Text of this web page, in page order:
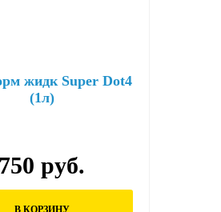
жидк Super Dot4
(1л)
750 руб.
В КОРЗИНУ